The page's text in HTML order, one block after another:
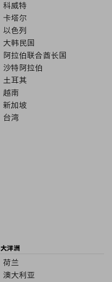
科威特
卡塔尔
以色列
大韩民国
阿拉伯联合酋长国
沙特阿拉伯
土耳其
越南
新加坡
台湾
大洋洲
荷兰
澳大利亚